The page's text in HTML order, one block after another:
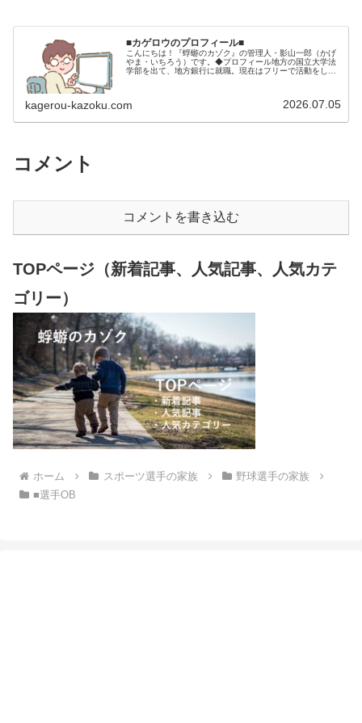
■カゲロウのプロフィール■
こんにちは！『蜉蝣のカゾク』の管理人・影山一郎（かげ
やま・いちろう）です。◆プロフィール地方の国立大学法
学部を出て、地方銀行に就職。現在はフリーで活動をして
kagerou-kazoku.com 2026.07.05
コメント
コメントを書き込む
TOPページ（新着記事、人気記事、人気カテ
ゴリー）
ホーム スポーツ選手の家族
野球選手の家族
■選手OB